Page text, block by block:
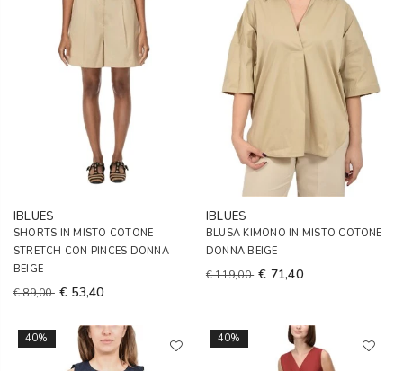
IBLUES
SHORTS IN MISTO COTONE
STRETCH CON PINCES DONNA
BEIGE
€ 89,00 € 53,40
IBLUES
BLUSA KIMONO IN MISTO COTONE
DONNA BEIGE
€ 119,00 € 71,40
40% 40%